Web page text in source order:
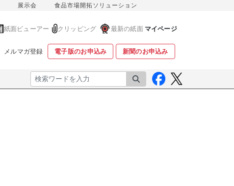
展示会 食品市場開拓ソリューション
紙面ビューアー クリッピング 最新の紙面 マイページ
メルマガ登録 電子版のお申込み 新聞のお申込み
検索